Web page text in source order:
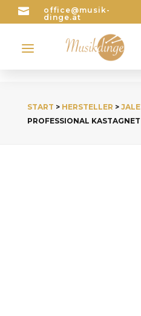

office@musik-
dinge.at
a
START > HERSTELLER > JALE
PROFESSIONAL